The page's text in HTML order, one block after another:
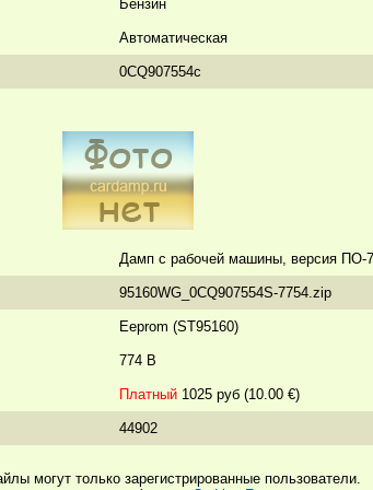
Бензин
Автоматическая
0CQ907554c
Дамп с рабочей машины, версия ПО-
95160WG_0CQ907554S-7754.zip
Eeprom (ST95160)
774 B
Платный 1025 руб (10.00 €)
44902
могут только зарегистрированные пользователи.